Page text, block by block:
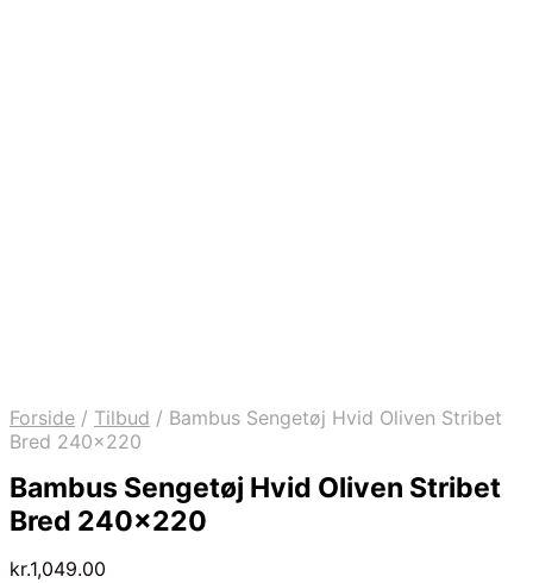
Forside / Tilbud / Bambus Sengetøj Hvid Oliven Stribet
Bred 240×220
Bambus Sengetøj Hvid Oliven Stribet
Bred 240×220
kr.1,049.00